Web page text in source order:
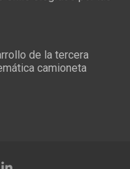
de la tercera
camioneta